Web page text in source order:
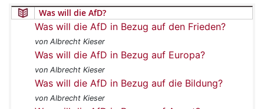
Was will die AfD?
Was will die AfD in Bezug auf den Frieden?
von Albrecht Kieser
Was will die AfD in Bezug auf Europa?
von Albrecht Kieser
Was will die AfD in Bezug auf die Bildung?
von Albrecht Kieser